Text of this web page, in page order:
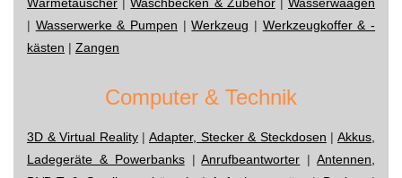
| Wasserwerke & Pumpen |Werkzeug | Werkzeugkoffer & -
kästen | Zangen
Computer & Technik
3D & Virtual Reality|Adapter, Stecker & Steckdosen |Akkus,
Ladegeräte & Powerbanks|Anrufbeantworter |Antennen,